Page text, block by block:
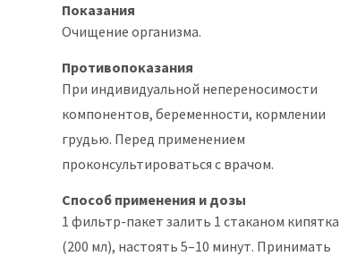
Показания
Очищение организма.
Противопоказания
При индивидуальной непереносимости
компонентов, беременности, кормлении
грудью. Перед применением
проконсультироваться с врачом.
Способ применения и дозы
1 фильтр-пакет залить 1 стаканом кипятка
(200 мл), настоять 5–10 минут. Принимать